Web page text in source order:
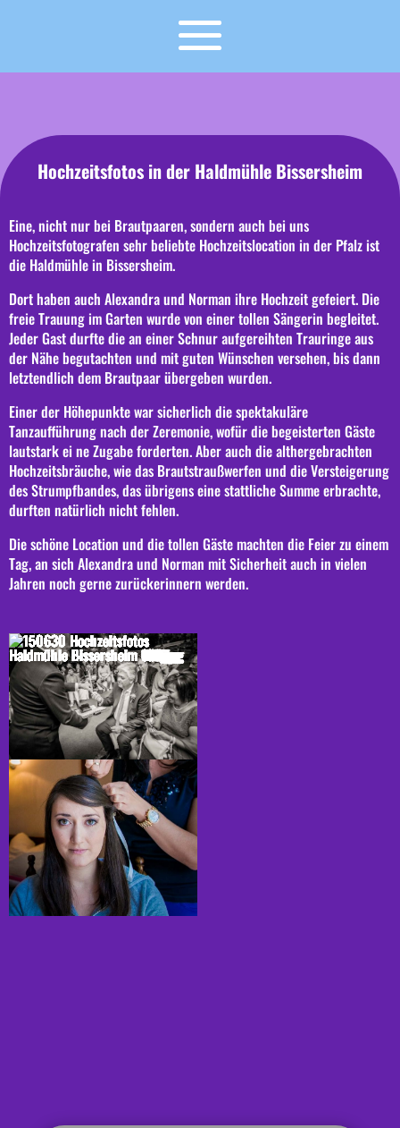
Hochzeitsfotos in der Haldmühle Bissersheim
Eine, nicht nur bei Brautpaaren, sondern auch bei uns
Hochzeitsfotografen sehr beliebte Hochzeitslocation in der Pfalz ist
die Haldmühle in Bissersheim.
Dort haben auch Alexandra und Norman ihre Hochzeit gefeiert. Die
freie Trauung im Garten wurde von einer tollen Sängerin begleitet.
Jeder Gast durfte die an einer Schnur aufgereihten Trauringe aus
der Nähe begutachten und mit guten Wünschen versehen, bis dann
letztendlich dem Brautpaar übergeben wurden.
Einer der Höhepunkte war sicherlich die spektakuläre
Tanzaufführung nach der Zeremonie, wofür die begeisterten Gäste
lautstark ei ne Zugabe forderten. Aber auch die althergebrachten
Hochzeitsbräuche, wie das Brautstraußwerfen und die Versteigerung
des Strumpfbandes, das übrigens eine stattliche Summe erbrachte,
durften natürlich nicht fehlen.
Die schöne Location und die tollen Gäste machten die Feier zu einem
Tag, an sich Alexandra und Norman mit Sicherheit auch in vielen
Jahren noch gerne zurückerinnern werden.